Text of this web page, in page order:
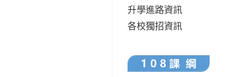
升學進路資訊
各校獨招資訊